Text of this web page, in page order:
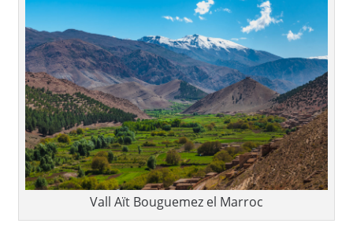
Vall Aït Bouguemez el Marroc